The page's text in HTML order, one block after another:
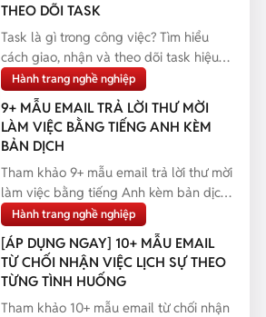
THEO DÕI TASK
Task là gì trong công việc? Tìm hiểu
cách giao, nhận và theo dõi task hiệu
quả, giúp bạn q...
Hành trang nghề nghiệp
9+ MẪU EMAIL TRẢ LỜI THƯ MỜI
LÀM VIỆC BẰNG TIẾNG ANH KÈM
BẢN DỊCH
Tham khảo 9+ mẫu email trả lời thư mời
làm việc bằng tiếng Anh kèm bản dịch,
giúp bạn phản...
Hành trang nghề nghiệp
[ÁP DỤNG NGAY] 10+ MẪU EMAIL
TỪ CHỐI NHẬN VIỆC LỊCH SỰ THEO
TỪNG TÌNH HUỐNG
Tham khảo 10+ mẫu email từ chối nhận